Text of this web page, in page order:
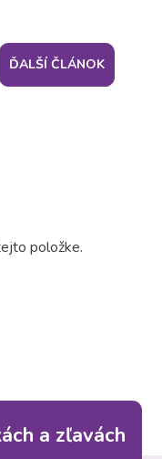
ĎALŠÍ ČLÁNOK
položke.
a zľavách